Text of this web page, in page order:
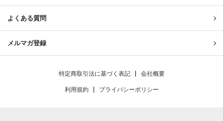
よくある質問
メルマガ登録
特定商取引法に基づく表記 会社概要
利用規約 プライバシーポリシー